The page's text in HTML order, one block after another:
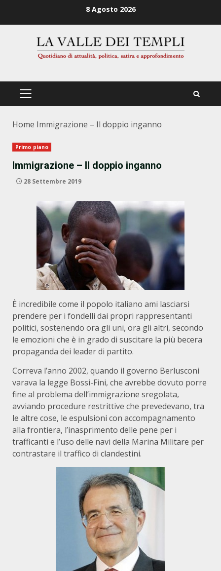
8 Agosto 2026
PRIMÄRES
Home Immigrazione – Il doppio inganno
Primo piano
Immigrazione – Il doppio inganno
28 Settembre 2019
È incredibile come il popolo italiano ami lasciarsi
prendere per i fondelli dai propri rappresentanti
politici, sostenendo ora gli uni, ora gli altri, secondo
le emozioni che è in grado di suscitare la più becera
propaganda dei leader di partito.
Correva l’anno 2002, quando il governo Berlusconi
varava la legge Bossi-Fini, che avrebbe dovuto porre
fine al problema dell’immigrazione sregolata,
avviando procedure restrittive che prevedevano, tra
le altre cose, le espulsioni con accompagnamento
alla frontiera, l’inasprimento delle pene per i
trafficanti e l’uso delle navi della Marina Militare per
contrastare il traffico di clandestini.